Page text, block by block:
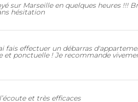
sur Marseille en quelques heures !!!
hésitation
fais effectuer un débarras
et ponctuelle ! Je recommande
et très efficaces